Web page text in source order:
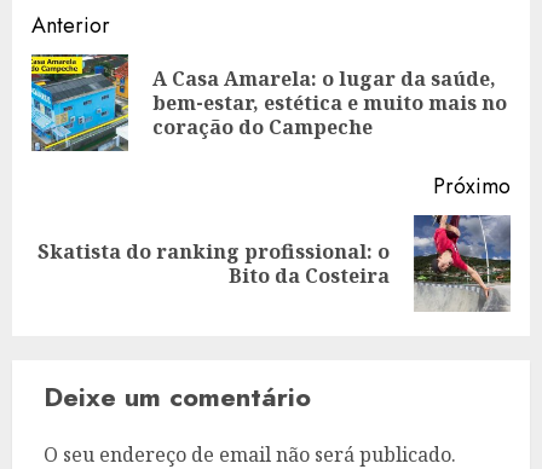
Navegação
de
artigos
Anterior
A Casa Amarela: o lugar da saúde,
bem-estar, estética e muito mais no
coração do Campeche
Próximo
Artigo
Skatista do ranking profissional: o
Bito da Costeira
Deixe um comentário
O seu endereço de email não será publicado.